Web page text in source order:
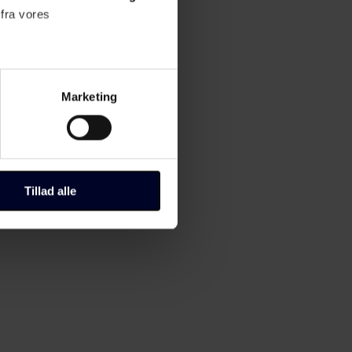
vores
"Administrer samtykke" i
hvordan du kan kontakte
Marketing
Tillad alle